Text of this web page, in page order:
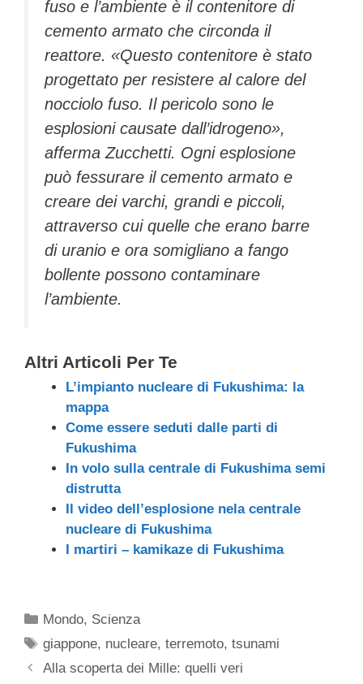
fuso e l’ambiente è il contenitore di
cemento armato che circonda il
reattore. «Questo contenitore è stato
progettato per resistere al calore del
nocciolo fuso. Il pericolo sono le
esplosioni causate dall’idrogeno»,
afferma Zucchetti. Ogni esplosione
può fessurare il cemento armato e
creare dei varchi, grandi e piccoli,
attraverso cui quelle che erano barre
di uranio e ora somigliano a fango
bollente possono contaminare
l’ambiente.
Altri Articoli Per Te
L’impianto nucleare di Fukushima: la
mappa
Come essere seduti dalle parti di
Fukushima
In volo sulla centrale di Fukushima semi
distrutta
Il video dell’esplosione nela centrale
nucleare di Fukushima
I martiri – kamikaze di Fukushima
Categorie
Mondo, Scienza
Tag
giappone, nucleare,terremoto,tsunami
Alla scoperta dei Mille: quelli veri